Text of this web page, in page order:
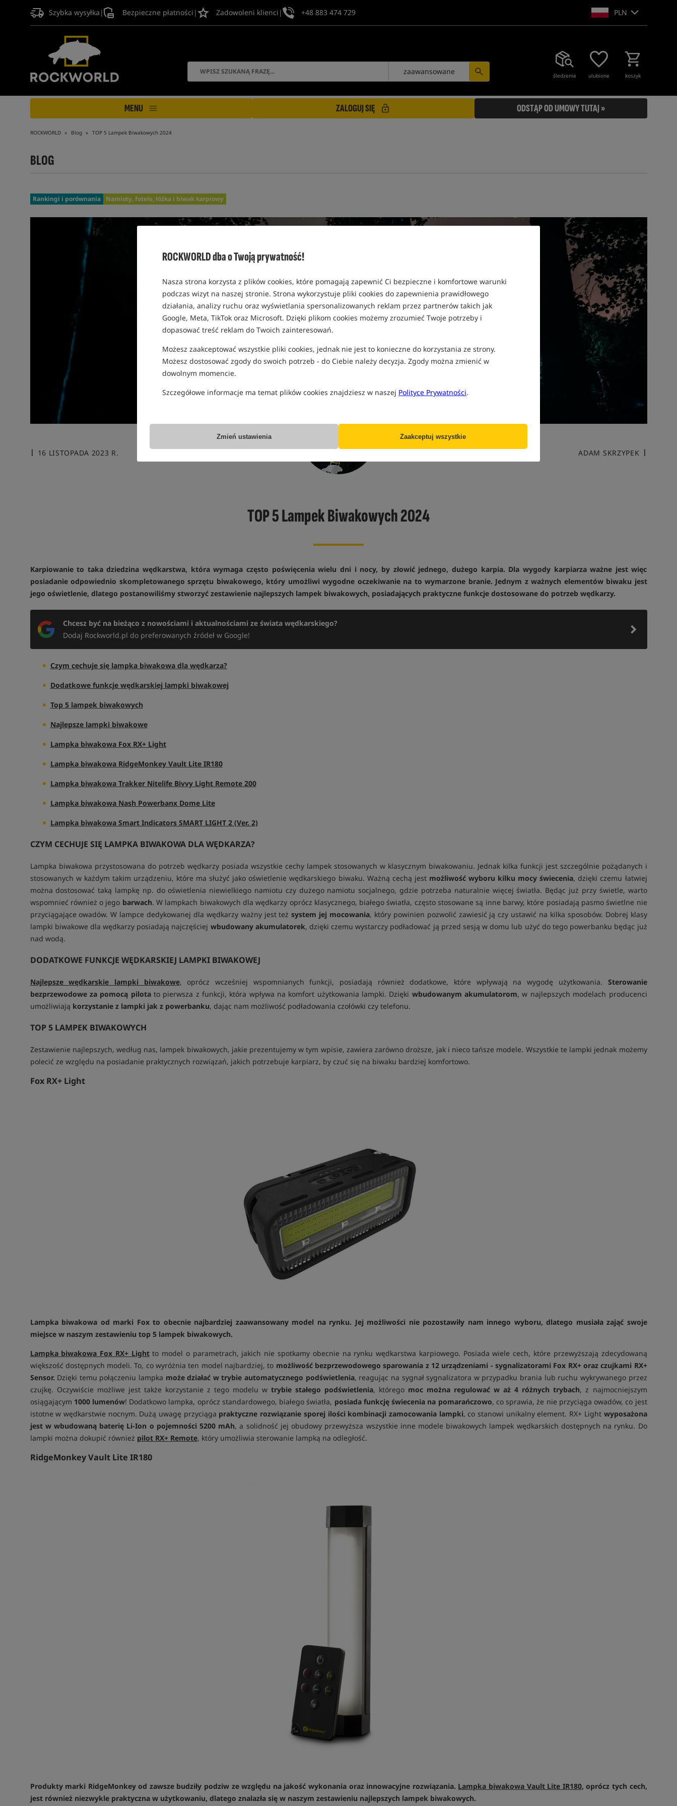
ROCKWORLD dba o Twoją prywatność!
Nasza strona korzysta z plików cookies, które pomagają zapewnić Ci bezpieczne i komfortowe warunki
podczas wizyt na naszej stronie. Strona wykorzystuje pliki cookies do zapewnienia prawidłowego
działania, analizy ruchu oraz wyświetlania spersonalizowanych reklam przez partnerów takich jak
Google, Meta, TikTok oraz Microsoft. Dzięki plikom cookies możemy zrozumieć Twoje potrzeby i
dopasować treść reklam do Twoich zainteresowań.
Możesz zaakceptować wszystkie pliki cookies, jednak nie jest to konieczne do korzystania ze strony.
Możesz dostosować zgody do swoich potrzeb - do Ciebie należy decyzja. Zgody można zmienić w
dowolnym momencie.
Szczegółowe informacje ma temat plików cookies znajdziesz w naszej Polityce Prywatności.
Zmień ustawienia Zaakceptuj wszystkie
Szybka wysyłka | Bezpieczne płatności | Zadowoleni klienci | +48 883 474 729 PLN
śledzenie ulubione koszyk
zaawansowane
MENU ZALOGUJ SIĘ ODSTĄP OD UMOWY TUTAJ »
ROCKWORLD Blog TOP 5 Lampek Biwakowych 2024
BLOG
Rankingi i porównania Namioty, fotele, łóżka i biwak karpiowy
16 LISTOPADA 2023 R. ADAM SKRZYPEK
TOP 5 Lampek Biwakowych 2024
Karpiowanie to taka dziedzina wędkarstwa, która wymaga często poświęcenia wielu dni i nocy, by złowić jednego, dużego karpia. Dla wygody karpiarza ważne jest więc
posiadanie odpowiednio skompletowanego sprzętu biwakowego, który umożliwi wygodne oczekiwanie na to wymarzone branie. Jednym z ważnych elementów biwaku jest
jego oświetlenie, dlatego postanowiliśmy stworzyć zestawienie najlepszych lampek biwakowych, posiadających praktyczne funkcje dostosowane do potrzeb wędkarzy.
Chcesz być na bieżąco z nowościami i aktualnościami ze świata wędkarskiego?
Dodaj Rockworld.pl do preferowanych źródeł w Google!
Czym cechuje się lampka biwakowa dla wędkarza?
Dodatkowe funkcje wędkarskiej lampki biwakowej
Top 5 lampek biwakowych
Najlepsze lampki biwakowe
Lampka biwakowa Fox RX+ Light
Lampka biwakowa RidgeMonkey Vault Lite IR180
Lampka biwakowa Trakker Nitelife Bivvy Light Remote 200
Lampka biwakowa Nash Powerbanx Dome Lite
Lampka biwakowa Smart Indicators SMART LIGHT 2 (Ver. 2)
CZYM CECHUJE SIĘ LAMPKA BIWAKOWA DLA WĘDKARZA?
Lampka biwakowa przystosowana do potrzeb wędkarzy posiada wszystkie cechy lampek stosowanych w klasycznym biwakowaniu. Jednak kilka funkcji jest szczególnie pożądanych i
stosowanych w każdym takim urządzeniu, które ma służyć jako oświetlenie wędkarskiego biwaku. Ważną cechą jest możliwość wyboru kilku mocy świecenia, dzięki czemu łatwiej
można dostosować taką lampkę np. do oświetlenia niewielkiego namiotu czy dużego namiotu socjalnego, gdzie potrzeba naturalnie więcej światła. Będąc już przy świetle, warto
wspomnieć również o jego barwach. W lampkach biwakowych dla wędkarzy oprócz klasycznego, białego światła, często stosowane są inne barwy, które posiadają pasmo świetlne nie
przyciągające owadów. W lampce dedykowanej dla wędkarzy ważny jest też system jej mocowania, który powinien pozwolić zawiesić ją czy ustawić na kilka sposobów. Dobrej klasy
lampki biwakowe dla wędkarzy posiadają najczęściej wbudowany akumulatorek, dzięki czemu wystarczy podładować ją przed sesją w domu lub użyć do tego powerbanku będąc już
nad wodą.
DODATKOWE FUNKCJE WĘDKARSKIEJ LAMPKI BIWAKOWEJ
Najlepsze wędkarskie lampki biwakowe, oprócz wcześniej wspomnianych funkcji, posiadają również dodatkowe, które wpływają na wygodę użytkowania. Sterowanie
bezprzewodowe za pomocą pilotato pierwsza z funkcji, która wpływa na komfort użytkowania lampki. Dzięki wbudowanym akumulatorom, w najlepszych modelach producenci
umożliwiają korzystanie z lampki jak z powerbanku, dając nam możliwość podładowania czołówki czy telefonu.
TOP 5 LAMPEK BIWAKOWYCH
Zestawienie najlepszych, według nas, lampek biwakowych, jakie prezentujemy w tym wpisie, zawiera zarówno droższe, jak i nieco tańsze modele. Wszystkie te lampki jednak możemy
polecić ze względu na posiadanie praktycznych rozwiązań, jakich potrzebuje karpiarz, by czuć się na biwaku bardziej komfortowo.
Fox RX+ Light
Lampka biwakowa od marki Fox to obecnie najbardziej zaawansowany model na rynku. Jej możliwości nie pozostawiły nam innego wyboru, dlatego musiała zająć swoje
miejsce w naszym zestawieniu top 5 lampek biwakowych.
Lampka biwakowa Fox RX+ Lightto model o parametrach, jakich nie spotkamy obecnie na rynku wędkarstwa karpiowego. Posiada wiele cech, które przewyższają zdecydowaną
większość dostępnych modeli. To, co wyróżnia ten model najbardziej, to możliwość bezprzewodowego sparowania z 12 urządzeniami - sygnalizatorami Fox RX+ oraz czujkami RX+
Sensor. Dzięki temu połączeniu lampka może działać w trybie automatycznego podświetlenia, reagując na sygnał sygnalizatora w przypadku brania lub ruchu wykrywanego przez
czujkę. Oczywiście możliwe jest także korzystanie z tego modelu wtrybie stałego podświetlenia, którego moc można regulować w aż 4 różnych trybach, z najmocniejszym
osiągającym 1000 lumenów! Dodatkowo lampka, oprócz standardowego, białego światła, posiada funkcję świecenia na pomarańczowo, co sprawia, że nie przyciąga owadów, co jest
istotne w wędkarstwie nocnym. Dużą uwagę przyciąga praktyczne rozwiązanie sporej ilości kombinacji zamocowania lampki, co stanowi unikalny element. RX+ Light wyposażona
jest w wbudowaną baterię Li-Ion o pojemności 5200 mAh, a solidność jej obudowy przewyższa wszystkie inne modele biwakowych lampek wędkarskich dostępnych na rynku. Do
lampki można dokupić również pilot RX+ Remote, który umożliwia sterowanie lampką na odległość.
RidgeMonkey Vault Lite IR180
Produkty marki RidgeMonkey od zawsze budziły podziw ze względu na jakość wykonania oraz innowacyjne rozwiązania. Lampka biwakowa Vault Lite IR180, oprócz tych cech,
jest również niezwykle praktyczna w użytkowaniu, dlatego znalazła się w naszym zestawieniu najlepszych lampek biwakowych.